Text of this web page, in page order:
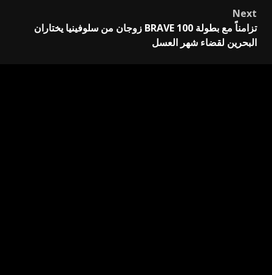
Next
تزامناً مع بطولة BRAVE 100 زوجان من سلوفينيا يختاران
البحرين لقضاء شهر العسل